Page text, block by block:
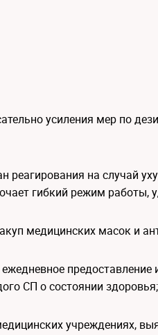
усиления мер по
реагирования на случай
гибкий режим работы,
медицинских масок и
СП о состоянии здоровья;
учреждениях,